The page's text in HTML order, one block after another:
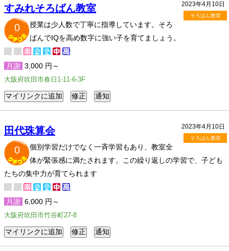
2023年4月10日
そろばん教室
すみれそろばん教室
0
授業は少人数で丁寧に指導しています。そろ
ばんでIQを高め数字に強い子を育てましょう。
月謝 3,000 円～
大阪府吹田市春日1-11-6-3F
2023年4月10日
そろばん教室
田代珠算会
0
個別学習だけでなく一斉学習もあり、教室全
体が緊張感に満たされます。この繰り返しの学習で、子ども
たちの集中力が育てられます
月謝 6,000 円～
大阪府吹田市竹谷町27-8